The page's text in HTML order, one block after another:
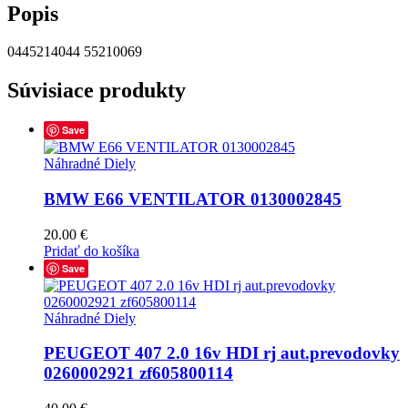
Popis
0445214044 55210069
Súvisiace produkty
Save
Náhradné Diely
BMW E66 VENTILATOR 0130002845
20.00 €
Pridať do košíka
Save
Náhradné Diely
PEUGEOT 407 2.0 16v HDI rj aut.prevodovky
0260002921 zf605800114